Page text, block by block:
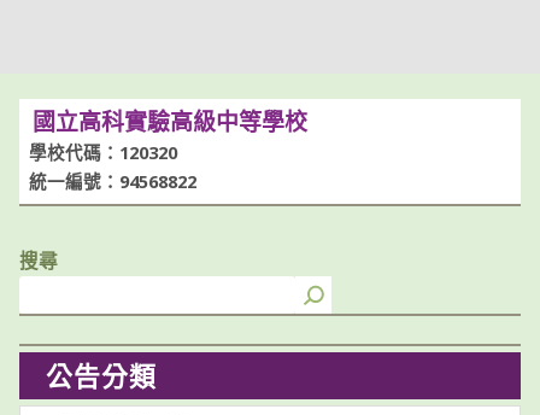
國立高科實驗高級中等學校
學校代碼：120320
統一編號：94568822
搜尋
公告分類